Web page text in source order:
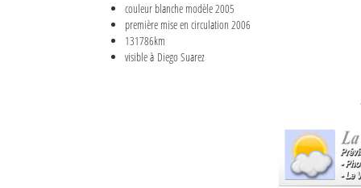
couleur blanche modèle 2005
première mise en circulation 2006
131786km
visible à Diego Suarez